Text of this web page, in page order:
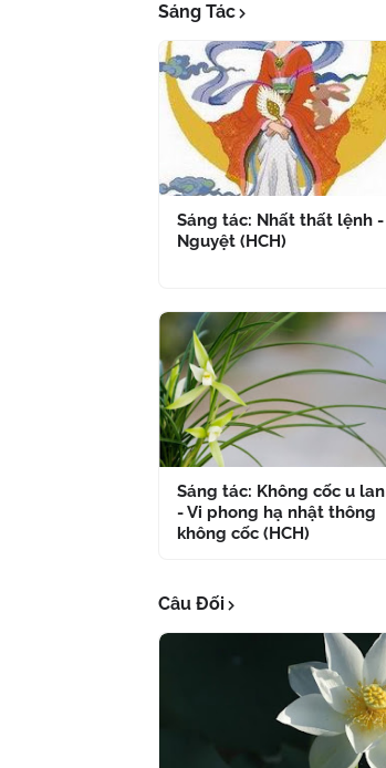
Sáng Tác
Sáng tác: Nhất thất lệnh -
Nguyệt (HCH)
Sáng tác: Không cốc u lan
- Vi phong hạ nhật thông
không cốc (HCH)
Câu Đối